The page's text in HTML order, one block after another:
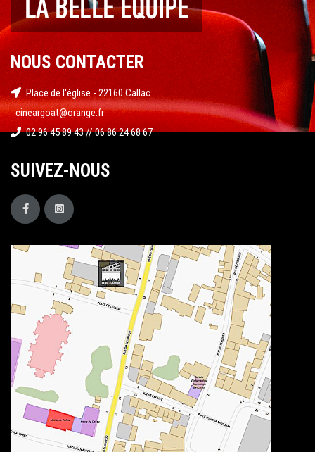
NOUS CONTACTER
Place de l'église - 22160 Callac
cineargoat@orange.fr
02 96 45 89 43 // 06 86 24 68 67
SUIVEZ-NOUS